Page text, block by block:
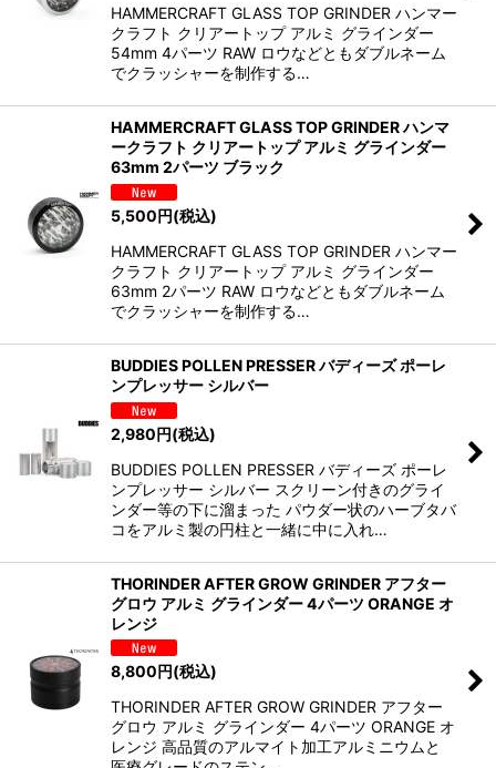
HAMMERCRAFT GLASS TOP GRINDER ハンマー
クラフト クリアートップ アルミ グラインダー
54mm 4パーツ RAW ロウなどともダブルネーム
でクラッシャーを制作する…
HAMMERCRAFT GLASS TOP GRINDER ハンマ
ークラフト クリアートップ アルミ グラインダー
63mm 2パーツ ブラック
5,500円(税込)
HAMMERCRAFT GLASS TOP GRINDER ハンマー
クラフト クリアートップ アルミ グラインダー
63mm 2パーツ RAW ロウなどともダブルネーム
でクラッシャーを制作する…
BUDDIES POLLEN PRESSER バディーズ ポーレ
ンプレッサー シルバー
2,980円(税込)
BUDDIES POLLEN PRESSER バディーズ ポーレ
ンプレッサー シルバー スクリーン付きのグライ
ンダー等の下に溜まった パウダー状のハーブタバ
コをアルミ製の円柱と一緒に中に入れ…
THORINDER AFTER GROW GRINDER アフター
グロウ アルミ グラインダー 4パーツ ORANGE オ
レンジ
8,800 円(税込)
THORINDER AFTER GROW GRINDER アフター
グロウ アルミ グラインダー 4パーツ ORANGE オ
レンジ 高品質のアルマイト加工アルミニウムと